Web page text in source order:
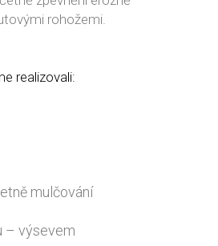
rohožemi.
realizovali:
mulčování
– výsevem